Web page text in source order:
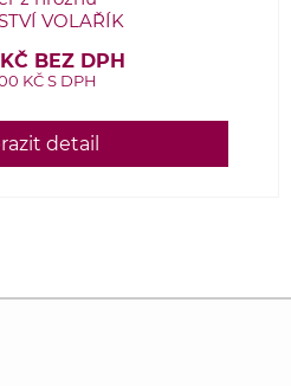
VOLAŘÍK
BEZ DPH
KČ S DPH
detail